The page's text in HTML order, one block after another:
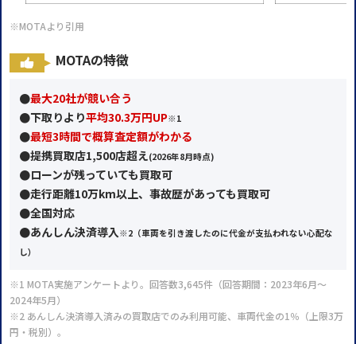
※MOTAより引用
MOTAの特徴
●最大20社が競い合う
●下取りより平均30.3万円UP※1
●最短3時間で概算査定額がわかる
●提携買取店1,500店超え(2026年8月時点)
●ローンが残っていても買取可
●走行距離10万km以上、事故歴があっても買取可
●全国対応
●あんしん決済導入※2 （車両を引き渡したのに代金が支払われない心配な
し）
※1 MOTA実施アンケートより。回答数3,645件（回答期間：2023年6月～
2024年5月）
※2 あんしん決済導入済みの買取店でのみ利用可能、車両代金の1％（上限3万
円・税別）。